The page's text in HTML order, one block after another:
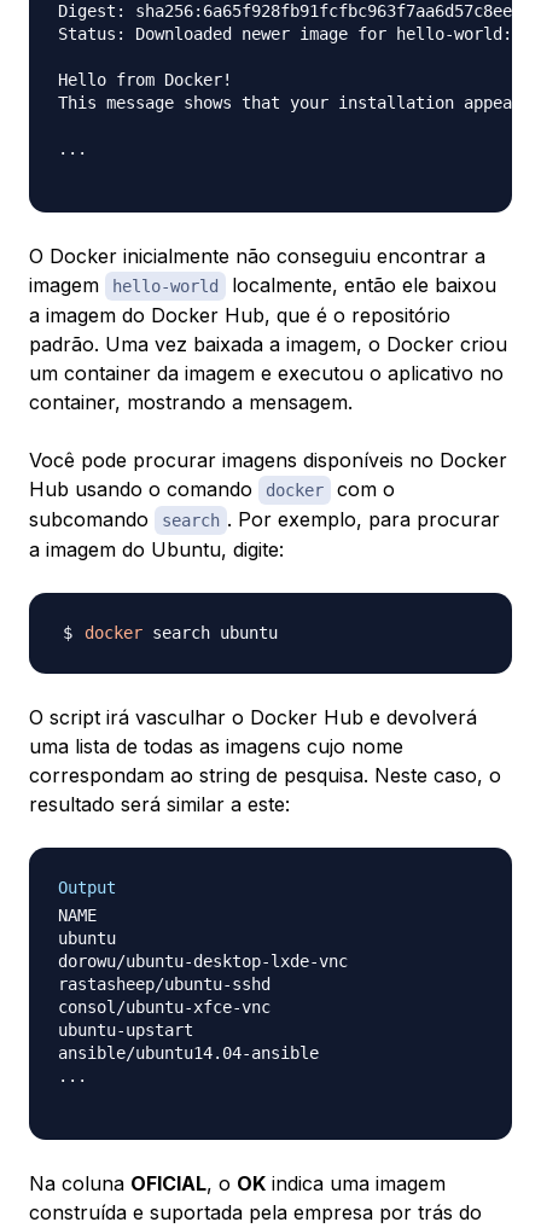
Digest:
Status: Downloaded newer image for hello-
Hello from Docker!
This message shows that your installation
...
O Docker inicialmente não conseguiu encontrar a
imagem
hello-world
localmente, então ele baixou
a imagem do Docker Hub, que é o repositório
padrão. Uma vez baixada a imagem, o Docker criou
um container da imagem e executou o aplicativo no
container, mostrando a mensagem.
Você pode procurar imagens disponíveis no Docker
Hub usando o comando
docker
com o
subcomando
search . Por exemplo, para procurar
a imagem do Ubuntu, digite:
docker
O script irá vasculhar o Docker Hub e devolverá
uma lista de todas as imagens cujo nome
correspondam ao string de pesquisa. Neste caso, o
resultado será similar a este:
Output
NAME
ubuntu
dorowu/ubuntu-desktop-lxde-vnc
rastasheep/ubuntu-sshd
consol/ubuntu-xfce-vnc
ubuntu-upstart
ansible/ubuntu14.04-ansible
...
Na coluna OFICIAL, o OK indica uma imagem
construída e suportada pela empresa por trás do